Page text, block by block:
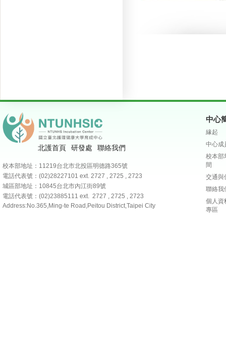
北護首頁 研發處 聯絡我們
校本部地址：11219台北市北投區明德路365號
電話代表號：(02)28227101 ext. 2727 , 2725 , 2723
城區部地址：10845台北市內江街89號
電話代表號：(02)23885111 ext. 2727 , 2725 , 2723
Address:No.365,Ming-te Road,Peitou District,Taipei City
中心
緣起
中心成
校本部
間
交通與
聯絡我
個人資
專區